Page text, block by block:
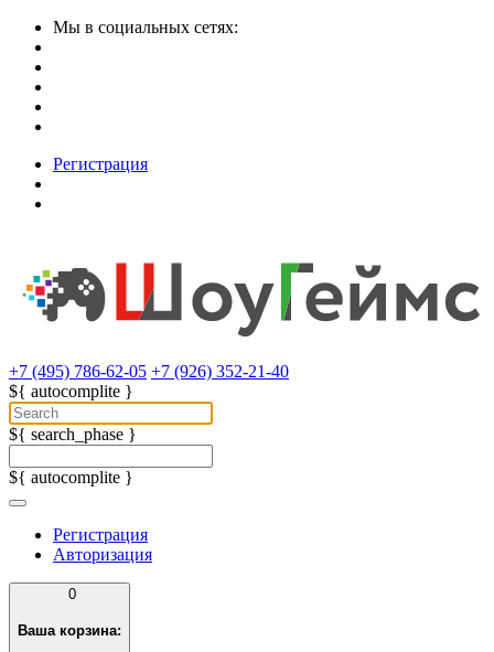
Мы в социальных сетях:
Регистрация
+7 (495) 786-62-05 +7 (926) 352-21-40
${ autocomplite }
${ search_phase }
${ autocomplite }
Регистрация
Авторизация
0
Ваша корзина: